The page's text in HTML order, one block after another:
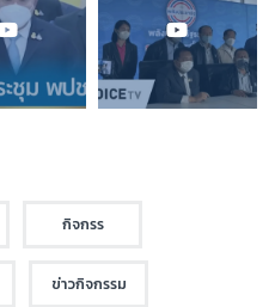
กิจกรร
ข่าวกิจกรรม